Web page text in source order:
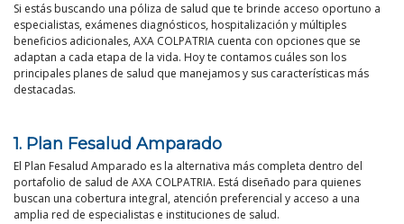
Si estás buscando una póliza de salud que te brinde acceso oportuno a
especialistas, exámenes diagnósticos, hospitalización y múltiples
beneficios adicionales, AXA COLPATRIA cuenta con opciones que se
adaptan a cada etapa de la vida. Hoy te contamos cuáles son los
principales planes de salud que manejamos y sus características más
destacadas.
1. Plan Fesalud Amparado
El Plan Fesalud Amparado es la alternativa más completa dentro del
portafolio de salud de AXA COLPATRIA. Está diseñado para quienes
buscan una cobertura integral, atención preferencial y acceso a una
amplia red de especialistas e instituciones de salud.